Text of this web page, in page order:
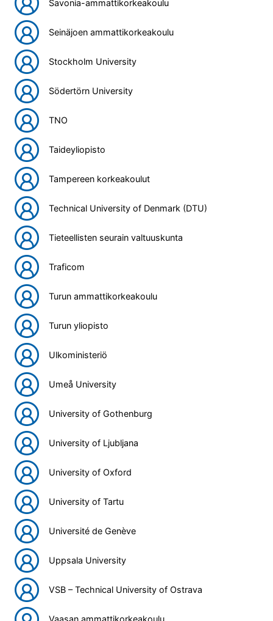
Savonia-ammattikorkeakoulu
Seinäjoen ammattikorkeakoulu
Stockholm University
Södertörn University
TNO
Taideyliopisto
Tampereen korkeakoulut
Technical University of Denmark (DTU)
Tieteellisten seurain valtuuskunta
Traficom
Turun ammattikorkeakoulu
Turun yliopisto
Ulkoministeriö
Umeå University
University of Gothenburg
University of Ljubljana
University of Oxford
University of Tartu
Université de Genève
Uppsala University
VSB – Technical University of Ostrava
Vaasan ammattikorkeakoulu